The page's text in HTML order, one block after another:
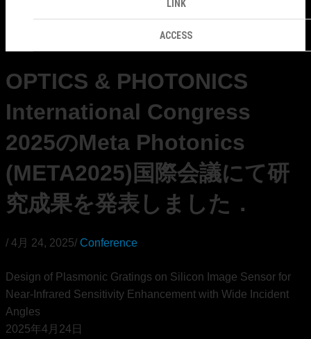
LINK
ACCESS
OPTICS & PHOTONICS
International Congress
2025のMeta Photonics
(META2025)国際会議にて研
究成果を発表しました．
/ 4月 24, 2025/ Conference
Design of Plasmonic Gratings on Silicon Image Sensor for
Near-Infrared Sensitivity Enhancement with Wide Incident
Angles
2025年4月24日